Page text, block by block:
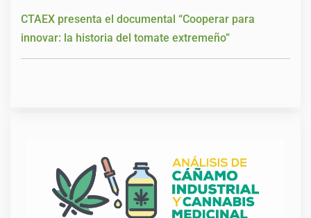
CTAEX presenta el documental “Cooperar para
innovar: la historia del tomate extremeño”